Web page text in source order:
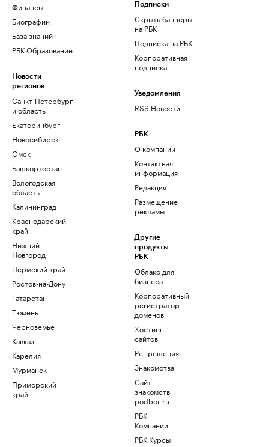
Финансы
Биографии
База знаний
РБК Образование
Новости
регионов
Санкт-Петербург
и область
Екатеринбург
Новосибирск
Омск
Башкортостан
Вологодская
область
Калининград
Краснодарский
край
Нижний
Новгород
Пермский край
Ростов-на-Дону
Татарстан
Тюмень
Черноземье
Кавказ
Карелия
Мурманск
Приморский
край
Подписки
Скрыть баннеры
на РБК
Подписка на РБК
Корпоративная
подписка
Уведомления
RSS Новости
РБК
О компании
Контактная
информация
Редакция
Размещение
рекламы
Другие
продукты
РБК
Облако для
бизнеса
Корпоративный
регистратор
доменов
Хостинг
сайтов
Рег.решения
Знакомства
Сайт
знакомств
podbor.ru
РБК
Компании
РБК Курсы